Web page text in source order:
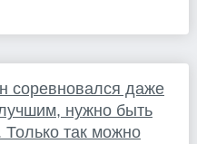
соревновался даже
нужно быть
так можно